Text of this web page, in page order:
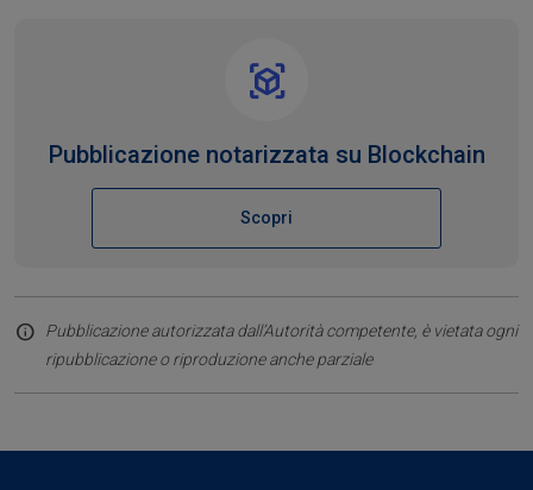
Pubblicazione notarizzata su Blockchain
Scopri
Pubblicazione autorizzata dall’Autorità competente, è vietata ogni
ripubblicazione o riproduzione anche parziale